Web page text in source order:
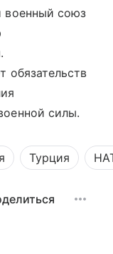
военный союз
обязательств
силы.
Турция